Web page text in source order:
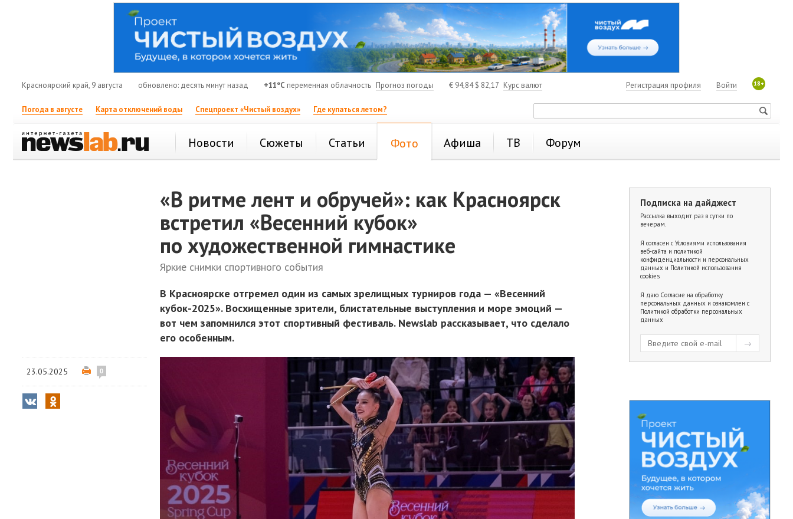
Красноярский край, 9 августа обновлено: десять минут назад +11°C переменная облачность Прогноз погоды € 94,84$ 82,17 Курс валют 18+
Войти
Регистрация профиля
Погода в августе Карта отключений воды Спецпроект «Чистый воздух» Где купаться летом?
Новости Сюжеты Статьи Фото Афиша ТВ Форум
«В ритме лент и обручей»: как Красноярск
встретил «Весенний кубок»
по художественной гимнастике
Яркие снимки спортивного события
В Красноярске отгремел один из самых зрелищных турниров года — «Весенний
кубок-2025». Восхищенные зрители, блистательные выступления и море эмоций —
вот чем запомнился этот спортивный фестиваль. Newslab рассказывает, что сделало
его особенным.
23.05.2025 0
Подписка на дайджест
Рассылка выходит раз в сутки по
вечерам.
Я согласен с Условиями использования
веб-сайта и политикой
конфиденциальности и персональных
данных и Политикой использования
cookies
Я даю Согласие на обработку
персональных данных и ознакомлен с
Политикой обработки персональных
данных